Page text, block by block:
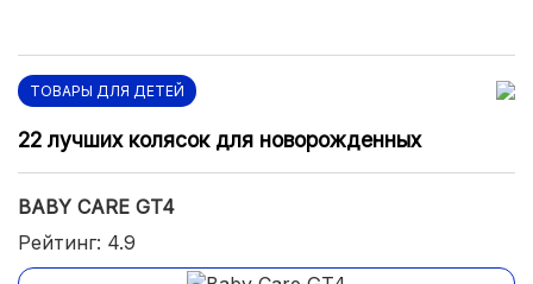
ТОВАРЫ ДЛЯ ДЕТЕЙ
22 лучших колясок для новорожденных
BABY CARE GT4
Рейтинг: 4.9